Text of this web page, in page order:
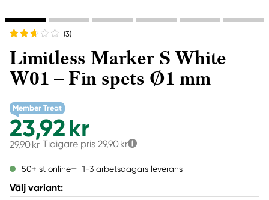
(3)
Limitless Marker S White
W01 – Fin spets Ø1 mm
Member Treat
23,92 kr
29,90 kr Tidigare pris 29,90 kr
50+ st online 1-3 arbetsdagars leverans
Välj variant: